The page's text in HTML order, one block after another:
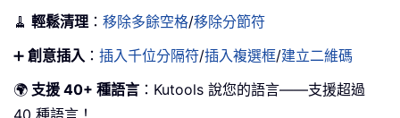
🧹 輕鬆清理 ： 移除多餘空格/移除分節符
➕ 創意插入 ： 插入千位分隔符/插入複選框/建立二維碼
🌍 支援 40+ 種語言 ：Kutools 說您的語言——支援超過
40 種語言！